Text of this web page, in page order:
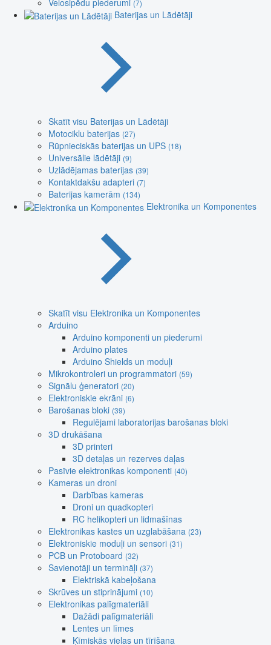
(7)
Baterijas un Lādētāji
Skatīt visu Baterijas un Lādētāji
Motociklu baterijas (27)
Rūpnieciskās baterijas un UPS (18)
Universālie lādētāji (9)
Uzlādējamas baterijas (39)
Kontaktdakšu adapteri (7)
Baterijas kamerām (134)
Elektronika un Komponentes
Skatīt visu Elektronika un Komponentes
Arduino
Arduino komponenti un piederumi
Arduino plates
Arduino Shields un moduļi
Mikrokontroleri un programmatori (59)
Signālu ģeneratori (20)
Elektroniskie ekrāni (6)
Barošanas bloki (39)
Regulējami laboratorijas barošanas bloki
3D drukāšana
3D printeri
3D detaļas un rezerves daļas
Pasīvie elektronikas komponenti (40)
Kameras un droni
Darbības kameras
Droni un quadkopteri
RC helikopteri un lidmašīnas
Elektronikas kastes un uzglabāšana (23)
Elektroniskie moduļi un sensori (31)
PCB un Protoboard (32)
Savienotāji un termināļi (37)
Elektriskā kabeļošana
Skrūves un stiprinājumi (10)
Elektronikas palīgmateriāli
Dažādi palīgmateriāli
Lentes un līmes
Ķīmiskās vielas un tīrīšana